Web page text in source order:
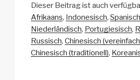
p
y
Li
n
ail c
e
b
o
at
s
A
p
Dieser Beitrag ist auch
Afrikaans Indonesisch Spanisch
Niederländisch Portugiesisch
Russisch Chinesisch
Chinesisch (traditionell)